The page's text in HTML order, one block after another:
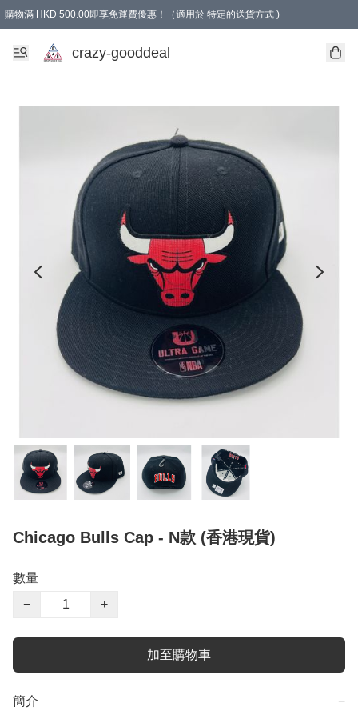
購物滿 HKD 500.00即享免運費優惠！（適用於 特定的送貨方式 )
成為會員可享免費禮品
crazy-gooddeal
Chicago Bulls Cap - N款 (香港現貨)
數量
−
+
加至購物車
簡介 −